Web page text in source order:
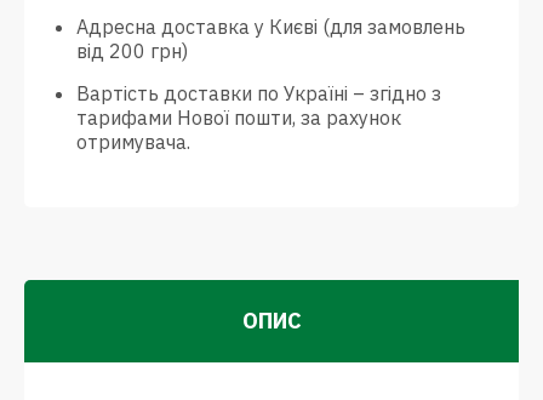
Адресна доставка у Києві (для замовлень
від 200 грн)
Вартість доставки по Україні – згідно з
тарифами Нової пошти, за рахунок
отримувача.
ОПИС